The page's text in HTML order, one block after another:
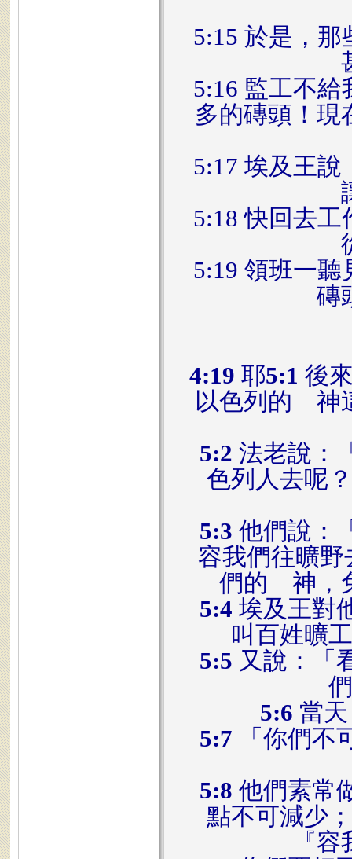
5:15 於是，
5:16 監工不
多的磚頭！現
5:17 埃及王
5:18 快回去
5:19 領班一
磚
4:19 耶5:1 後
以色列的 神
5:2 法老說：
色列人去呢
5:3 他們說：
容我們往曠
們的 神，
5:4 埃及王對
叫百姓曠
5:5 又說：「
5:6 當
5:7 「你們不
5:8 他們素常
點不可減少
『